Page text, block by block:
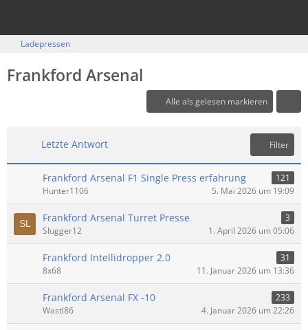
Ladepressen
Frankford Arsenal
Alle als gelesen markieren
Letzte Antwort Filter
Frankford Arsenal F1 Single Press erfahrung
121
Hunter1106
5. Mai 2026 um 19:09
Frankford Arsenal Turret Presse
3
Slugger12
1. April 2026 um 05:06
Frankford Intellidropper 2.0
31
8x68
11. Januar 2026 um 13:36
Frankford Arsenal FX -10
233
Wastl86
4. Januar 2026 um 22:26